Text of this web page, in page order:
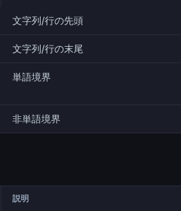
文字列/行の先頭
文字列/行の末尾
単語境界
非単語境界
説明